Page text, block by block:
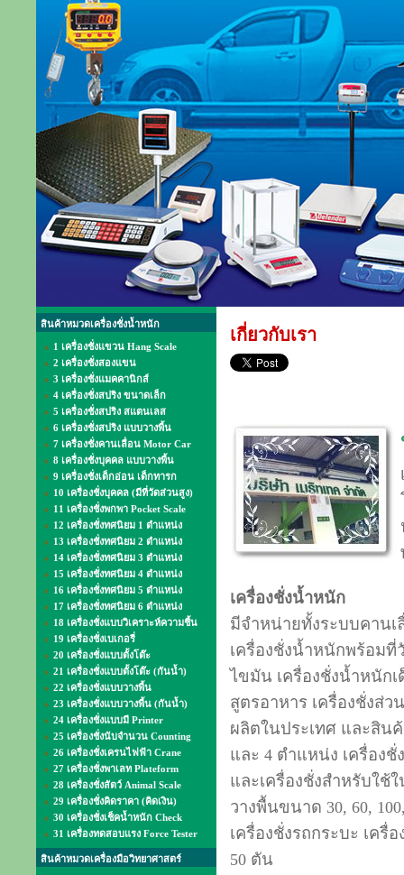
สินค้าหมวดเครื่องชั่งน้ำหนัก
1 เครื่องชั่งแขวน Hang Scale
2 เครื่องชั่งสองแขน
3 เครื่องชั่งแมคคานิกส์
4 เครื่องชั่งสปริง ขนาดเล็ก
5 เครื่องชั่งสปริง สแตนเลส
6 เครื่องชั่งสปริง แบบวางพื้น
7 เครื่องชั่งคานเลื่อน Motor Car
8 เครื่องชั่งบุคคล แบบวางพื้น
9 เครื่องชั่งเด็กอ่อน เด็กทารก
10 เครื่องชั่งบุคคล (มีที่วัดส่วนสูง)
11 เครื่องชั่งพกพา Pocket Scale
12 เครื่องชั่งทศนิยม 1 ตำแหน่ง
13 เครื่องชั่งทศนิยม 2 ตำแหน่ง
14 เครื่องชั่งทศนิยม 3 ตำแหน่ง
15 เครื่องชั่งทศนิยม 4 ตำแหน่ง
16 เครื่องชั่งทศนิยม 5 ตำแหน่ง
17 เครื่องชั่งทศนิยม 6 ตำแหน่ง
18 เครื่องชั่งแบบวิเคราะห์ความชื้น
19 เครื่องชั่งเบเกอรี่
20 เครื่องชั่งแบบตั้งโต๊ะ
21 เครื่องชั่งแบบตั้งโต๊ะ (กันน้ำ)
22 เครื่องชั่งแบบวางพื้น
23 เครื่องชั่งแบบวางพื้น (กันน้ำ)
24 เครื่องชั่งแบบมี Printer
25 เครื่องชั่งนับจำนวน Counting
26 เครื่องชั่งเครนไฟฟ้า Crane
27 เครื่องชั่งพาเลท Plateform
28 เครื่องชั่งสัตว์ Animal Scale
29 เครื่องชั่งคิดราคา (คิดเงิน)
30 เครื่องชั่งเช็คน้ำหนัก Check
31 เครื่องทดสอบแรง Force Tester
สินค้าหมวดเครื่องมือวิทยาศาสตร์
เกี่ยวกับเรา
เครื่องชั่งน้ำหนัก
มีจำหน่ายทั้งระบบคาน
เครื่องชั่งน้ำหนักพร้อมที่
ไขมัน เครื่องชั่งน้ำหนักเ
สูตรอาหาร เครื่องชั่งส่ว
ผลิตในประเทศ และสิน
และ 4 ตำแหน่ง เครื่องชั่
และเครื่องชั่งสำหรับใช้
วางพื้นขนาด 30, 60,
เครื่องชั่งรถกระบะ เครื่
50 ตัน